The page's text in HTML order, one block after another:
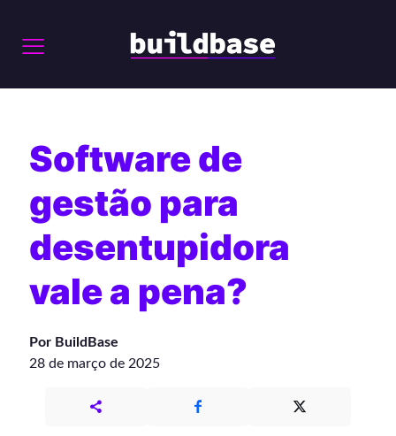
Software de
gestão para
desentupidora
vale a pena?
Por BuildBase
28 de março de 2025